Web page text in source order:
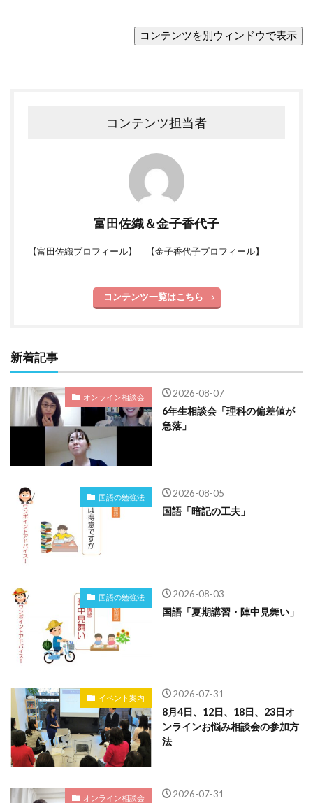
コンテンツ担当者
富田佐織＆金子香代子
【富田佐織プロフィール】 【金子香代子プロフィール】
コンテンツ一覧はこちら
新着記事
オンライン相談会 2026-08-07
6年生相談会「理科の偏差値が
急落」
国語の勉強法 2026-08-05
国語「暗記の工夫」
国語の勉強法 2026-08-03
国語「夏期講習・陣中見舞い」
イベント案内 2026-07-31
8月4日、12日、18日、23日オ
ンラインお悩み相談会の参加方
法
オンライン相談会 2026-07-31